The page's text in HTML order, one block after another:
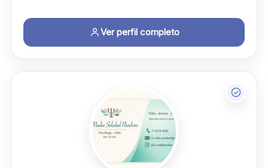
Ver perfil completo